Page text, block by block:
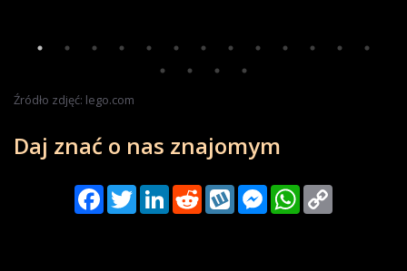
Źródło zdjęć: lego.com
Daj znać o nas znajomym
Facebook
TwitterLinkedIn
RedditWykopMessenger
WhatsApp